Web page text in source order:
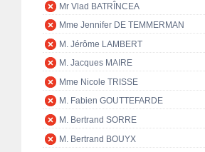
Mr Vlad BATRÎNCEA
Mme Jennifer DE TEMMERMAN
M. Jérôme LAMBERT
M. Jacques MAIRE
Mme Nicole TRISSE
M. Fabien GOUTTEFARDE
M. Bertrand SORRE
M. Bertrand BOUYX